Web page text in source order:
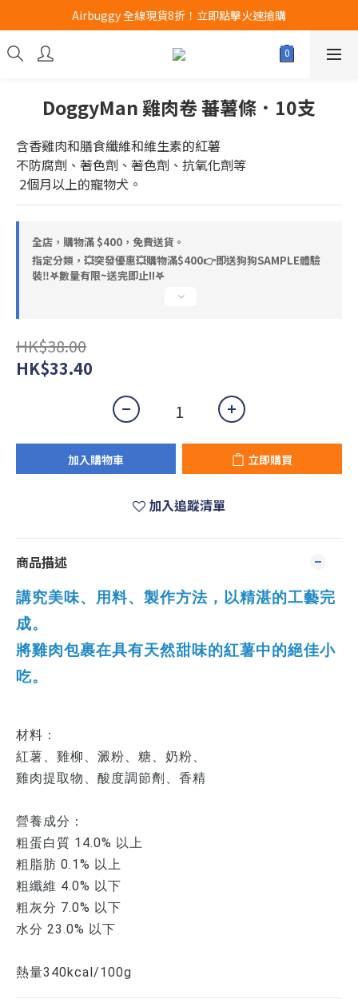
Airbuggy 全線現貨8折！立即點擊火速搶購
Airbuggy 全線現貨8折！立即點擊火速搶購
CURLI瑞士狗帶全款式3折！立即按下搶購
Airbuggy 全線現貨8折！立即點擊火速搶購
DoggyMan 雞肉卷 蕃薯條．10支
含香雞肉和膳食纖維和維生素的紅薯
不防腐劑、著色劑、著色劑、抗氧化劑等
2個月以上的寵物犬。
全店，購物滿 $400，免費送貨。
指定分類，💥突發優惠💥購物滿$400👉即送狗狗SAMPLE體驗
裝‼️𖤐數量有限~送完即止!!𖤐
HK$38.00
HK$33.40
加入購物車 立即購買
加入追蹤清單
商品描述
講究美味、用料、製作方法，以精湛的工藝完
成。
將雞肉包裹在具有天然甜味的紅薯中的絕佳小
吃。
材料：
紅薯、雞柳、澱粉、糖、奶粉、
雞肉提取物、酸度調節劑、香精
營養成分：
粗蛋白質 14.0% 以上
粗脂肪 0.1% 以上
粗纖維 4.0% 以下
粗灰分 7.0% 以下
水分 23.0% 以下
熱量340kcal/100g